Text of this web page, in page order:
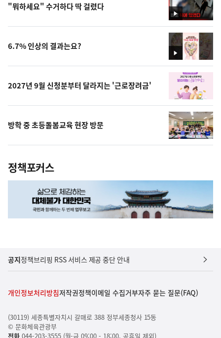
영
상
"뭐하세요" 수거하다 딱 걸렸다
영
상
6.7% 인상의 결과는요?
2027년 9월 신청분부터 달라지는 '근로장려금'
방학 중 초등돌봄교육 현장 방문
정책포커스
공지정책브리핑 RSS 서비스 제공 중단 안내
개인정보처리방침저작권정책이메일 수집거부자주 묻는 질문(FAQ)
(30119) 세종특별자치시 갈매로 388 정부세종청사 15동
© 문화체육관광부
전화044-203-3555 (월-금 09:00 - 18:00, 공휴일 제외)